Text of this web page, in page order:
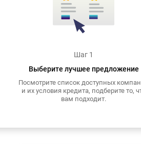
Шаг 1
Выберите лучшее предложение
Посмотрите список доступных
и их условия кредита, подберите то,
вам подходит.